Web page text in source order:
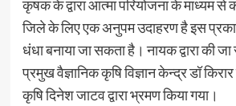
कृषक के द्वारा आत्मा परियोजना के माध्यम से
जिले के लिए एक अनुपम उदाहरण है इस
धंधा बनाया जा सकता है। नायक द्वारा की जा
प्रमुख वैज्ञानिक कृषि विज्ञान केन्द्र डॉ
कृषि दिनेश जाटव द्वारा भ्रमण किया गया।